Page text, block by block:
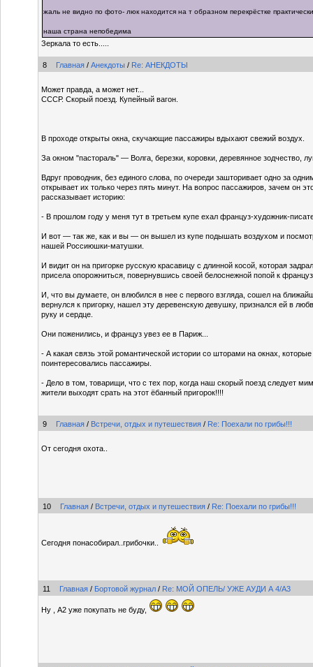
жаль не видно по фото- люк находится на т образном перекрёстке
наша страна непобедима
Зеркала то есть.....
8 Главная / Анекдоты / Re: АНЕКДОТЫ
Может правда, а может нет...
CCCР. Скорый поезд. Купейный вагон.
В проходе открыты окна, скучающие пассажиры вдыхают свежий воздух.
За окном "пастораль" — Волга, березки, коровки, деревянное зодчество,
Вдруг проводник, без единого слова, по очереди зашторивает одно за
открывает их только через пять минут. На вопрос пассажиров, зачем он
рассказывает историю:
- В прошлом году у меня тут в третьем купе ехал француз-художник-
И вот — так же, как и вы — он вышел из купе подышать воздухом и
нашей Россиюшки-матушки.
И видит он на пригорке русскую красавицу с длинной косой, которая
присела опорожниться, повернувшись своей белоснежной попой к
И, что вы думаете, он влюбился в нее с первого взгляда, сошел на
вернулся к пригорку, нашел эту деревенскую девушку, признался ей в
руку и сердце.
Они поженились, и француз увез ее в Париж...
- А какая связь этой романтической истории со шторами на окнах,
поинтересовались пассажиры.
- Дело в том, товарищи, что с тех пор, когда наш скорый поезд следует
жители выходят срать на этот ёбанный пригорок!!!!
9 Главная / Встречи, отдых и путешествия / Re: Поехали по грибы!!!
От сегодня охота..
10 Главная / Встречи, отдых и путешествия / Re: Поехали по грибы!!!
Сегодня понасобирал..грибочки..
11 Главная / Бортовой журнал / Re: МОЙ ОПЕЛЬ/ УЖЕ АУДИ А 4/А3
Ну , А2 уже покупать не буду,